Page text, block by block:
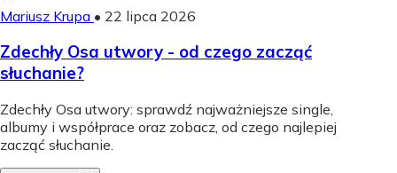
Mariusz Krupa • 22 lipca 2026
Zdechły Osa utwory - od czego zacząć
słuchanie?
Zdechły Osa utwory: sprawdź najważniejsze single,
albumy i współprace oraz zobacz, od czego najlepiej
zacząć słuchanie.